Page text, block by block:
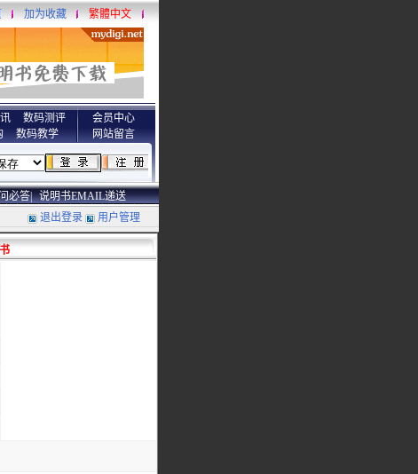
加为收藏 繁體中文
数码测评
数码教学
会员中心
网站留言
必答| 说明书EMAIL递送
退出登录 用户管理